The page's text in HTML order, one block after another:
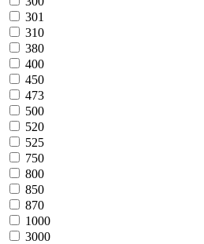
301
310
380
400
450
473
500
520
525
750
800
850
870
1000
3000